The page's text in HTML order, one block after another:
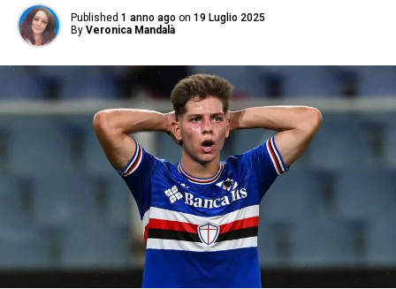
Published 1 anno ago on 19 Luglio 2025
By Veronica Mandalà